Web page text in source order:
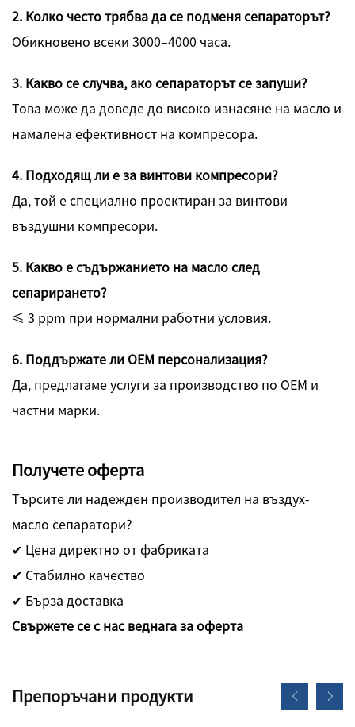
2. Колко често трябва да се подменя сепараторът?
Обикновено всеки 3000–4000 часа.
3. Какво се случва, ако сепараторът се запуши?
Това може да доведе до високо изнасяне на масло и
намалена ефективност на компресора.
4. Подходящ ли е за винтови компресори?
Да, той е специално проектиран за винтови
въздушни компресори.
5. Какво е съдържанието на масло след
сепарирането?
≤ 3 ppm при нормални работни условия.
6. Поддържате ли OEM персонализация?
Да, предлагаме услуги за производство по OEM и
частни марки.
Получете оферта
Търсите ли надежден производител на въздух-
масло сепаратори?
✔ Цена директно от фабриката
✔ Стабилно качество
✔ Бърза доставка
Свържете се с нас веднага за оферта
Препоръчани продукти